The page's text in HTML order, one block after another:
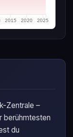
2015 2020 2025
Zentrale –
berühmtesten
du